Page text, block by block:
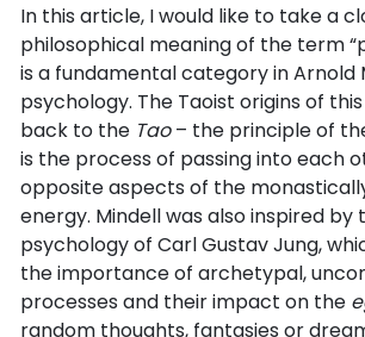
In this article, I would like to take a
philosophical meaning of the term
is a fundamental category in Arnold
psychology. The Taoist origins of
back to the Tao– the principle of
is the process of passing into each
opposite aspects of the
energy. Mindell was also inspired
psychology of Carl Gustav Jung,
the importance of archetypal,
processes and their impact on the
random thoughts, fantasies or